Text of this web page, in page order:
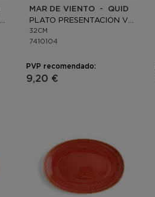
MAR DE VIENTO - QUID
32CM
7410104
PVP recomendado:
9,20 €